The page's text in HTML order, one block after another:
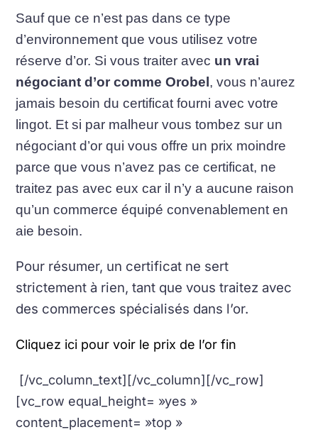
Sauf que ce n’est pas dans ce type
d’environnement que vous utilisez votre
réserve d’or. Si vous traiter avec un vrai
négociant d’or comme Orobel , vous n’aurez
jamais besoin du certificat fourni avec votre
lingot. Et si par malheur vous tombez sur un
négociant d’or qui vous offre un prix moindre
parce que vous n’avez pas ce certificat, ne
traitez pas avec eux car il n’y a aucune raison
qu’un commerce équipé convenablement en
aie besoin.
Pour résumer, un certificat ne sert
strictement à rien, tant que vous traitez avec
des commerces spécialisés dans l’or.
Cliquez ici pour voir le prix de l’or fin
[/vc_column_text][/vc_column][/vc_row]
[vc_row equal_height= »yes »
content_placement= »top »